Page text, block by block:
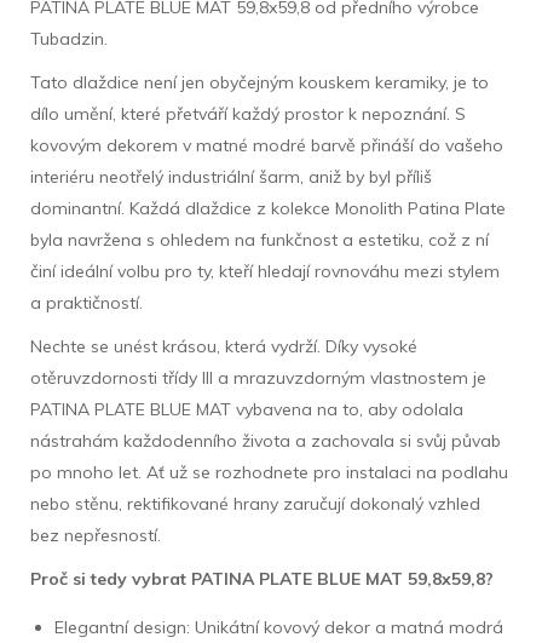
PATINA PLATE BLUE MAT 59,8x59,8 od předního výrobce
Tubadzin.
Tato dlaždice není jen obyčejným kouskem keramiky, je to
dílo umění, které přetváří každý prostor k nepoznání. S
kovovým dekorem v matné modré barvě přináší do vašeho
interiéru neotřelý industriální šarm, aniž by byl příliš
dominantní. Každá dlaždice z kolekce Monolith Patina Plate
byla navržena s ohledem na funkčnost a estetiku, což z ní
činí ideální volbu pro ty, kteří hledají rovnováhu mezi stylem
a praktičností.
Nechte se unést krásou, která vydrží. Díky vysoké
otěruvzdornosti třídy III a mrazuvzdorným vlastnostem je
PATINA PLATE BLUE MAT vybavena na to, aby odolala
nástrahám každodenního života a zachovala si svůj půvab
po mnoho let. Ať už se rozhodnete pro instalaci na podlahu
nebo stěnu, rektifikované hrany zaručují dokonalý vzhled
bez nepřesností.
Proč si tedy vybrat PATINA PLATE BLUE MAT 59,8x59,8?
Elegantní design: Unikátní kovový dekor a matná modrá